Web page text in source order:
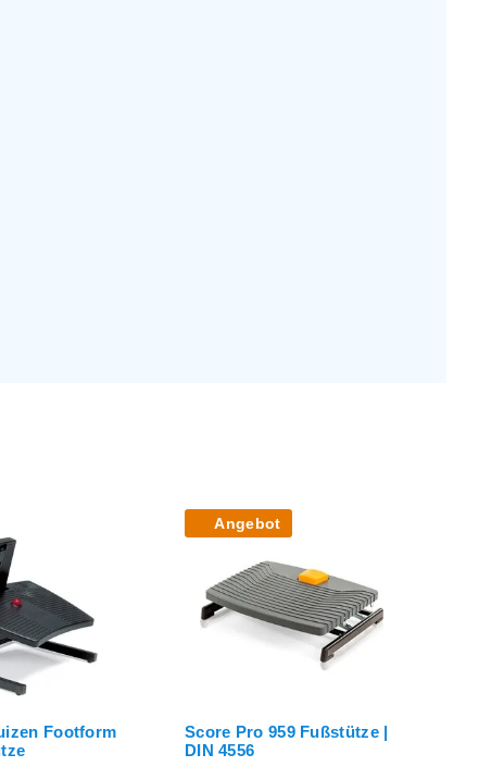
Footform
Angebot
Score Pro 959 Fußstütze |
DIN 4556